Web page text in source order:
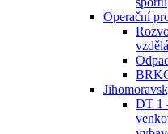
Operační
DT 1